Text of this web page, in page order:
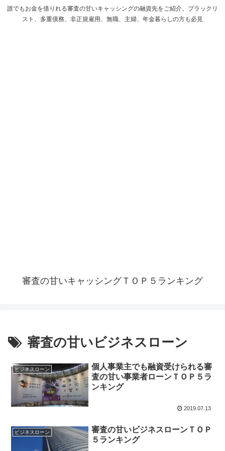
誰でもお金を借りれる審査の甘いキャッシングの融資先をご紹介。ブラックリ
スト、多重債務、非正規雇用、無職、主婦、年金暮らしの方も必見
審査の甘いキャッシングＴＯＰ５ランキング
審査の甘いビジネスローン
ビジネスローン
個人事業主でも融資受けられる審
査の甘い事業者ローンＴＯＰ５ラ
ンキング
2019.07.13
ビジネスローン
審査の甘いビジネスローンＴＯＰ
５ランキング